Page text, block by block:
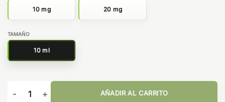
10 mg 20 mg
TAMAÑO
10 ml
Blueberry Cherry - Fruitfull Bar Dinner Lady Salts cantidad
AÑADIR AL CARRITO